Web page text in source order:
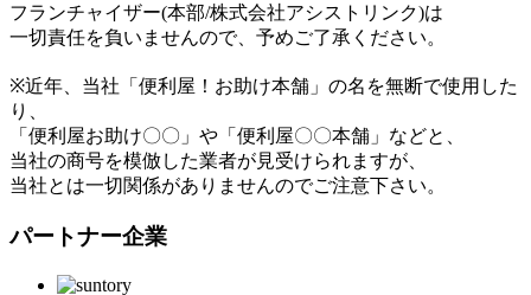
フランチャイザー(本部/株式会社アシストリンク)は
一切責任を負いませんので、予めご了承ください。
※近年、当社「便利屋！お助け本舗」の名を無断で使用した
り、
「便利屋お助け〇〇」や「便利屋〇〇本舗」などと、
当社の商号を模倣した業者が見受けられますが、
当社とは一切関係がありませんのでご注意下さい。
パートナー企業